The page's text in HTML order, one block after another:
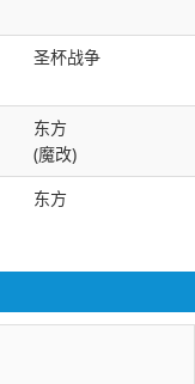
圣杯战争
东方
(魔改)
东方